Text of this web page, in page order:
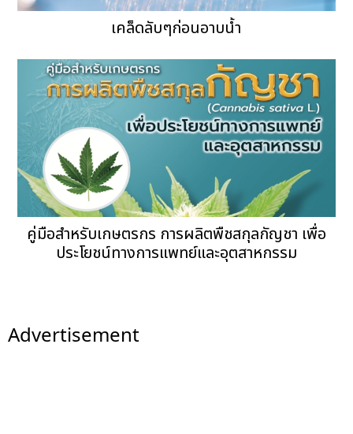
เคล็ดลับๆก่อนอาบน้ำ
คู่มือสำหรับเกษตรกร การผลิตพืชสกุลกัญชา เพื่อ
ประโยชน์ทางการแพทย์และอุตสาหกรรม
Advertisement